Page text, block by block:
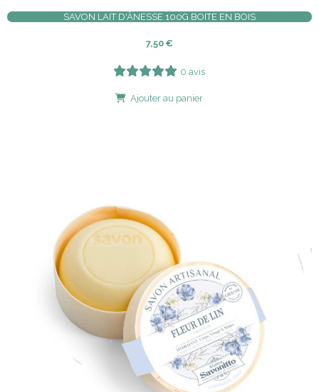
SAVON LAIT D'ÂNESSE 100G BOITE EN BOIS
7,50€
0 avis
Ajouter au panier